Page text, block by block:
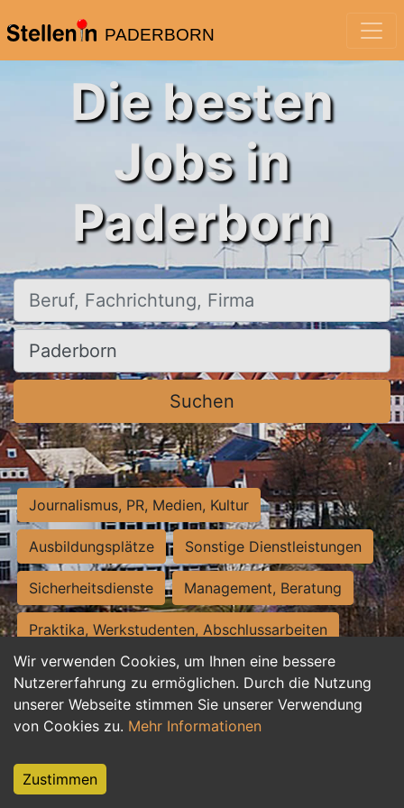
PADERBORN
Wir verwenden Cookies, um Ihnen eine bessere
Nutzererfahrung zu ermöglichen. Durch die Nutzung
unserer Webseite stimmen Sie unserer Verwendung
von Cookies zu. Mehr Informationen
Zustimmen
Die besten
Jobs in
Paderborn
Beruf, Fachrichtung, Firma
Ort, Stadt
Suchen
Journalismus, PR, Medien, Kultur
Ausbildungsplätze Sonstige Dienstleistungen
Sicherheitsdienste Management, Beratung
Praktika, Werkstudenten, Abschlussarbeiten
Personalwesen Assistenz, Sekretariat
Hilfskräfte, Aushilfs- und Nebenjobs
Weiterbildung, Studium, duale Ausbildung